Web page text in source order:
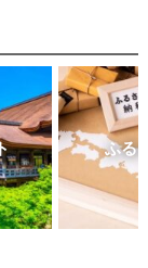
ふる